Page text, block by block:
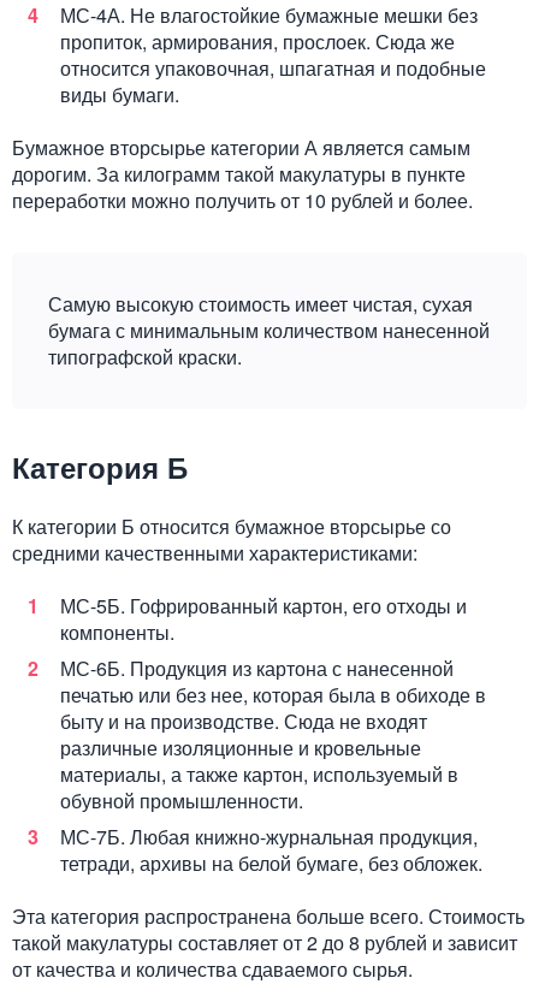
МС-4А. Не влагостойкие бумажные мешки без
пропиток, армирования, прослоек. Сюда же
относится упаковочная, шпагатная и подобные
виды бумаги.
Бумажное вторсырье категории А является самым
дорогим. За килограмм такой макулатуры в пункте
переработки можно получить от 10 рублей и более.
Самую высокую стоимость имеет чистая, сухая
бумага с минимальным количеством нанесенной
типографской краски.
Категория Б
К категории Б относится бумажное вторсырье со
средними качественными характеристиками:
МС-5Б. Гофрированный картон, его отходы и
компоненты.
МС-6Б. Продукция из картона с нанесенной
печатью или без нее, которая была в обиходе в
быту и на производстве. Сюда не входят
различные изоляционные и кровельные
материалы, а также картон, используемый в
обувной промышленности.
МС-7Б. Любая книжно-журнальная продукция,
тетради, архивы на белой бумаге, без обложек.
Эта категория распространена больше всего. Стоимость
такой макулатуры составляет от 2 до 8 рублей и зависит
от качества и количества сдаваемого сырья.